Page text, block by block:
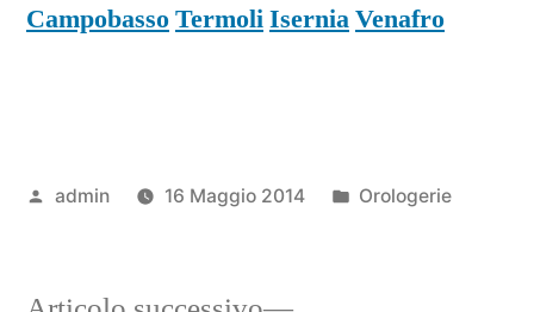
CampobassoTermoliIserniaVenafro
Pubblicato
admin 16 Maggio 2014
Pubblicato
Orologerie